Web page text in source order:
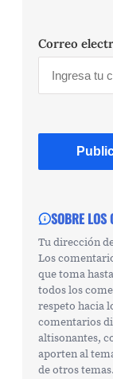
Correo
SOBRE LOS
Tu dirección
Los
que toma
todos los
respeto hacia
comentarios
altisonantes,
aporten al
de otros temas.